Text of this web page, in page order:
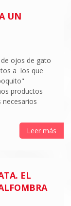
UN
ojos de gato
a los que
productos
Leer más
EL